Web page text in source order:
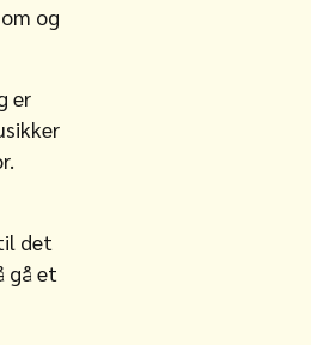
og
er
det
gå et